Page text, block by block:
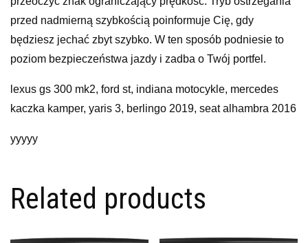
przed nadmierną szybkością poinformuje Cię, gdy
będziesz jechać zbyt szybko. W ten sposób podniesie to
poziom bezpieczeństwa jazdy i zadba o Twój portfel.
lexus gs 300 mk2, ford st, indiana motocykle, mercedes
kaczka kamper, yaris 3, berlingo 2019, seat alhambra 2016
yyyyy
Related products